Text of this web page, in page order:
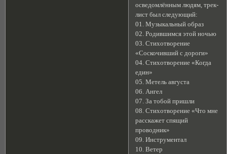
осведомлённым людям, трек-
лист был следующий:
01. Музыкальный образ
02. Родившимся этой ночью
03. Стихотворение
«Соскочивший с дороги»
04. Стихотворение «Когда
един»
05. Метель августа
06. Ангел
07. За тобой пришли
08. Стихотворение «Что мне
расскажет спящий
проводник»
09. Инструментал
10. Ветер